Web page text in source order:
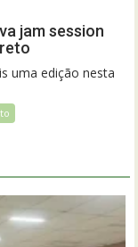
jam session
uma edição nesta